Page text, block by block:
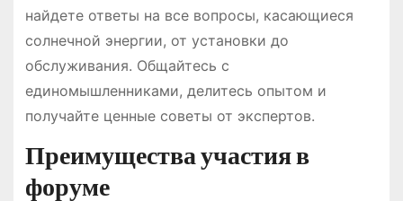
найдете ответы на все вопросы, касающиеся
солнечной энергии, от установки до
обслуживания. Общайтесь с
единомышленниками, делитесь опытом и
получайте ценные советы от экспертов.
Преимущества участия в
форуме